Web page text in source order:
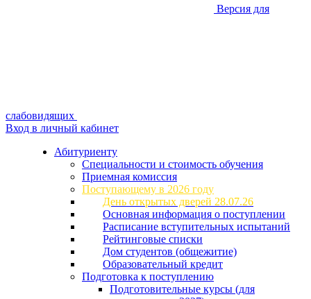
Версия для
слабовидящих
Вход в личный кабинет
Абитуриенту
Специальности и стоимость обучения
Приемная комиссия
Поступающему в 2026 году
День открытых дверей 28.07.26
Основная информация о поступлении
Расписание вступительных испытаний
Рейтинговые списки
Дом студентов (общежитие)
Образовательный кредит
Подготовка к поступлению
Подготовительные курсы (для